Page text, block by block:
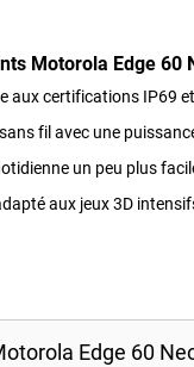
Motorola Edge 60
aux certifications IP69
fil avec une
un peu plus
aux jeux 3D
Edge 60